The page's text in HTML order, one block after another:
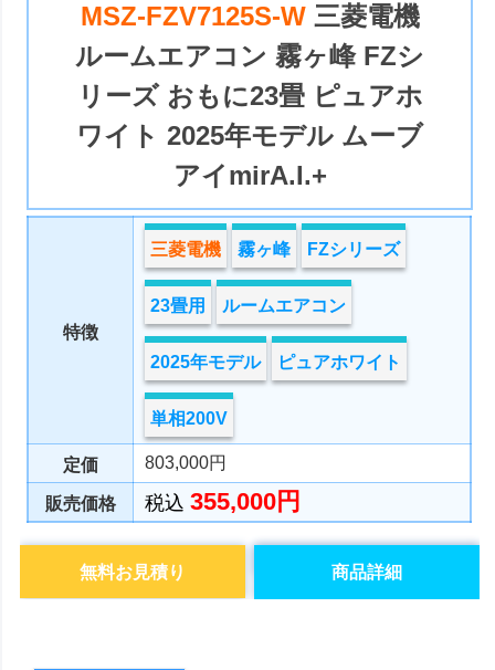
MSZ-FZV7125S-W 三菱電機
ルームエアコン 霧ヶ峰 FZシ
リーズ おもに23畳 ピュアホ
ワイト 2025年モデル ムーブ
アイmirA.I.+
特徴
三菱電機 霧ヶ峰 FZシリーズ
23畳用 ルームエアコン
2025年モデル ピュアホワイト
単相200V
定価 803,000円
販売価格 税込355,000円
商品詳細
無料お見積り